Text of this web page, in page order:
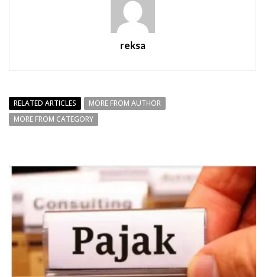
reksa
RELATED ARTICLES
MORE FROM AUTHOR
MORE FROM CATEGORY